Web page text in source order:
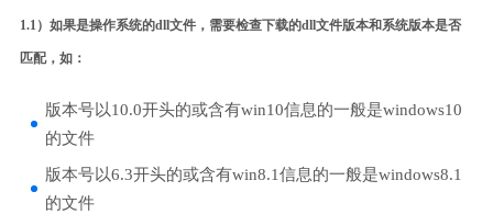
1.1）如果是操作系统的dll文件，需要检查下载的dll文件版本和系统版本是否
匹配，如：
版本号以10.0开头的或含有win10信息的一般是windows10
的文件
版本号以6.3开头的或含有win8.1信息的一般是windows8.1
的文件